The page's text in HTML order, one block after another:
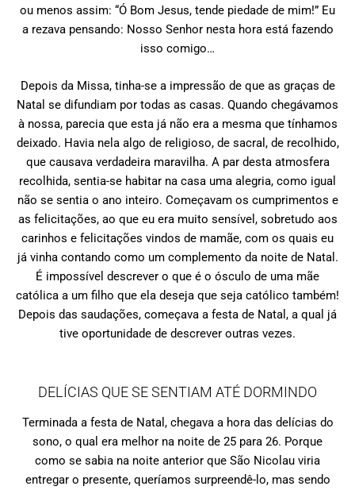
ou menos assim: “Ó Bom Jesus, tende piedade de mim!” Eu
a rezava pensando: Nosso Senhor nesta hora está fazendo
isso comigo…
Depois da Missa, tinha-se a impressão de que as graças de
Natal se difundiam por todas as casas. Quando chegávamos
à nossa, parecia que esta já não era a mesma que tínhamos
deixado. Havia nela algo de religioso, de sacral, de recolhido,
que causava verdadeira maravilha. A par desta atmosfera
recolhida, sentia-se habitar na casa uma alegria, como igual
não se sentia o ano inteiro. Começavam os cumprimentos e
as felicitações, ao que eu era muito sensível, sobretudo aos
carinhos e felicitações vindos de mamãe, com os quais eu
já vinha contando como um complemento da noite de Natal.
É impossível descrever o que é o ósculo de uma mãe
católica a um filho que ela deseja que seja católico também!
Depois das saudações, começava a festa de Natal, a qual já
tive oportunidade de descrever outras vezes.
DELÍCIAS QUE SE SENTIAM ATÉ DORMINDO
Terminada a festa de Natal, chegava a hora das delícias do
sono, o qual era melhor na noite de 25 para 26. Porque
como se sabia na noite anterior que São Nicolau viria
entregar o presente, queríamos surpreendê-lo, mas sendo